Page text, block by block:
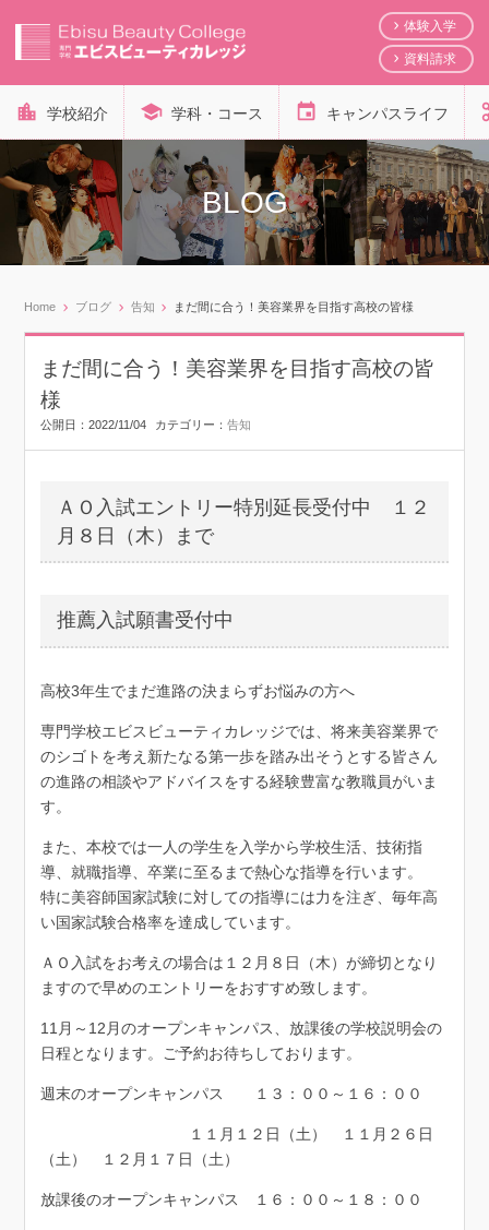
体験入学
資料請求
学校紹介 学科・コース キャンパスライフ
BLOG
Home ブログ 告知 まだ間に合う！美容業界を目指す高校の皆様
まだ間に合う！美容業界を目指す高校の皆
様
公開日：2022/11/04 カテゴリー： 告知
ＡＯ入試エントリー特別延長受付中 １２
月８日（木）まで
推薦入試願書受付中
高校3年生でまだ進路の決まらずお悩みの方へ
専門学校エビスビューティカレッジでは、将来美容業界で
のシゴトを考え新たなる第一歩を踏み出そうとする皆さん
の進路の相談やアドバイスをする経験豊富な教職員がいま
す。
また、本校では一人の学生を入学から学校生活、技術指
導、就職指導、卒業に至るまで熱心な指導を行います。
特に美容師国家試験に対しての指導には力を注ぎ、毎年高
い国家試験合格率を達成しています。
ＡＯ入試をお考えの場合は１２月８日（木）が締切となり
ますので早めのエントリーをおすすめ致します。
11月～12月のオープンキャンパス、放課後の学校説明会の
日程となります。ご予約お待ちしております。
週末のオープンキャンパス １３：００～１６：００
１１月１２日（土） １１月２６日
（土） １２月１７日（土）
放課後のオープンキャンパス １６：００～１８：００